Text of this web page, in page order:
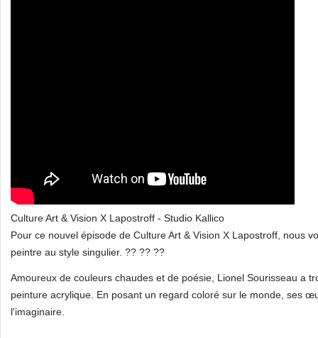
Culture Art & Vision X Lapostroff - Studio Kallico
Pour ce nouvel épisode de Culture Art & Vision X Lapostroff, nous
peintre au style singulier. ?? ?? ??
Amoureux de couleurs chaudes et de poésie, Lionel Sourisseau a
peinture acrylique. En posant un regard coloré sur le monde, ses
l'imaginaire.